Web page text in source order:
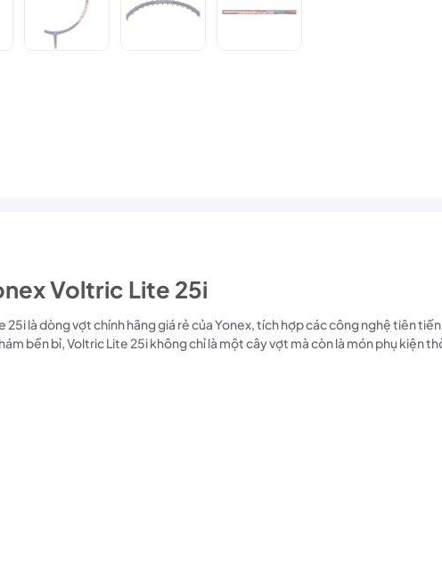
Voltric Lite 25i
25i là dòng vợt chính hãng giá rẻ của Yonex, tích hợp các công nghệ tiên
bền bỉ, Voltric Lite 25i không chỉ là một cây vợt mà còn là món phụ kiện